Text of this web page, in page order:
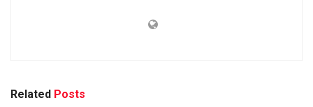
Related Posts